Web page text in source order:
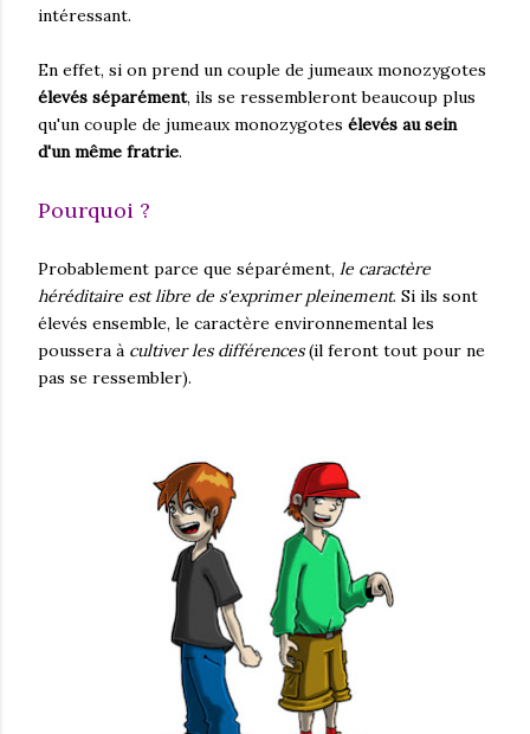
intéressant.
En effet, si on prend un couple de jumeaux monozygotes
élevés séparément, ils se ressembleront beaucoup plus
qu'un couple de jumeaux monozygotes élevés au sein
d'un même fratrie.
Pourquoi ?
Probablement parce que séparément, le caractère
héréditaire est libre de s'exprimer pleinement. Si ils sont
élevés ensemble, le caractère environnemental les
poussera à cultiver les différences(il feront tout pour ne
pas se ressembler).